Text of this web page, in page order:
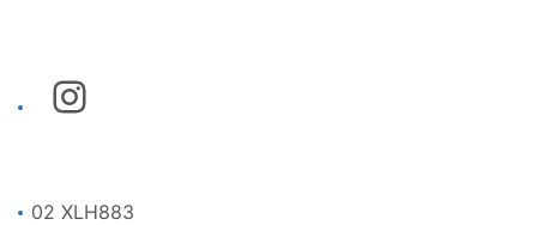
02 XLH883